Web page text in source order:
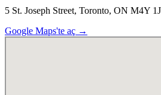
5 St. Joseph Street, Toronto, ON M4Y
Google Maps'te aç →